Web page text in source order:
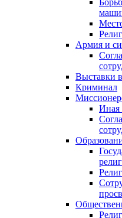
Армия и
Выставки
Криминал
Иная